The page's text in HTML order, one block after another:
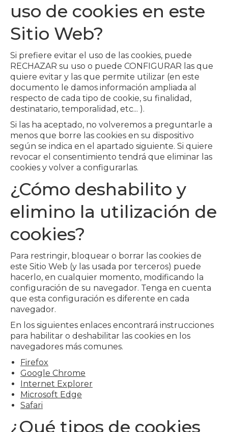
uso de cookies en este
Sitio Web?
Si prefiere evitar el uso de las cookies, puede
RECHAZAR su uso o puede CONFIGURAR las que
quiere evitar y las que permite utilizar (en este
documento le damos información ampliada al
respecto de cada tipo de cookie, su finalidad,
destinatario, temporalidad, etc... ).
Si las ha aceptado, no volveremos a preguntarle a
menos que borre las cookies en su dispositivo
según se indica en el apartado siguiente. Si quiere
revocar el consentimiento tendrá que eliminar las
cookies y volver a configurarlas.
¿Cómo deshabilito y
elimino la utilización de
cookies?
Para restringir, bloquear o borrar las cookies de
este Sitio Web (y las usada por terceros) puede
hacerlo, en cualquier momento, modificando la
configuración de su navegador. Tenga en cuenta
que esta configuración es diferente en cada
navegador.
En los siguientes enlaces encontrará instrucciones
para habilitar o deshabilitar las cookies en los
navegadores más comunes.
Firefox
Google Chrome
Internet Explorer
Microsoft Edge
Safari
¿Qué tipos de cookies